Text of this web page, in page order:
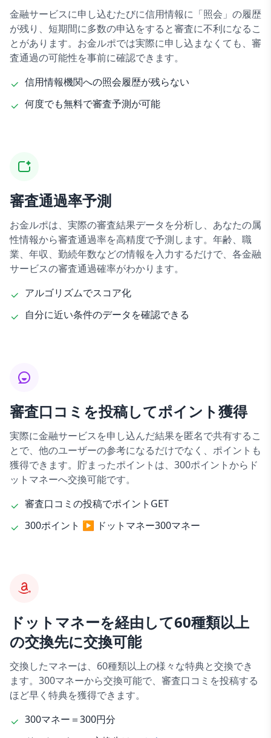
金融サービスに申し込むたびに信用情報に「照会」の履歴
が残り、短期間に多数の申込をすると審査に不利になるこ
とがあります。お金ルポでは実際に申し込まなくても、審
査通過の可能性を事前に確認できます。
信用情報機関への照会履歴が残らない
何度でも無料で審査予測が可能
審査通過率予測
お金ルポは、実際の審査結果データを分析し、あなたの属
性情報から審査通過率を高精度で予測します。年齢、職
業、年収、勤続年数などの情報を入力するだけで、各金融
サービスの審査通過確率がわかります。
アルゴリズムでスコア化
自分に近い条件のデータを確認できる
審査口コミを投稿してポイント獲得
実際に金融サービスを申し込んだ結果を匿名で共有するこ
とで、他のユーザーの参考になるだけでなく、ポイントも
獲得できます。貯まったポイントは、300ポイントからド
ットマネーへ交換可能です。
審査口コミの投稿でポイントGET
300ポイント ▶ ドットマネー300マネー
ドットマネーを経由して60種類以上
の交換先に交換可能
交換したマネーは、60種類以上の様々な特典と交換でき
ます。300マネーから交換可能で、審査口コミを投稿する
ほど早く特典を獲得できます。
300マネー＝300円分